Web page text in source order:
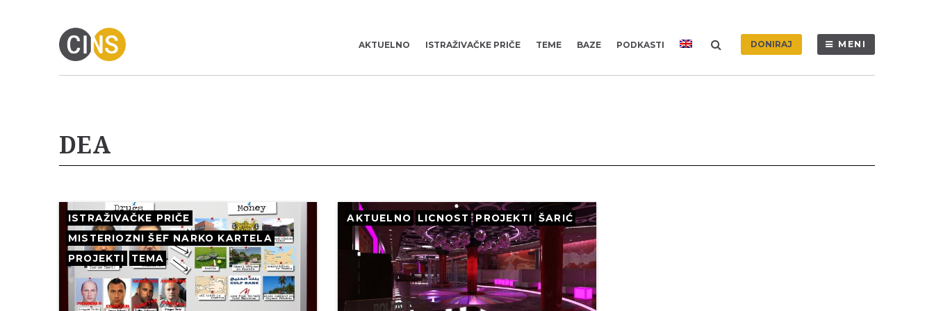
AKTUELNO ISTRAŽIVAČKE PRIČE TEME BAZE PODKASTI DONIRAJ MENI
DEA
ISTRAŽIVAČKE PRIČE
MISTERIOZNI ŠEF NARKO KARTELA
PROJEKTI
TEMA
AKTUELNO LICNOST PROJEKTI ŠARIĆ